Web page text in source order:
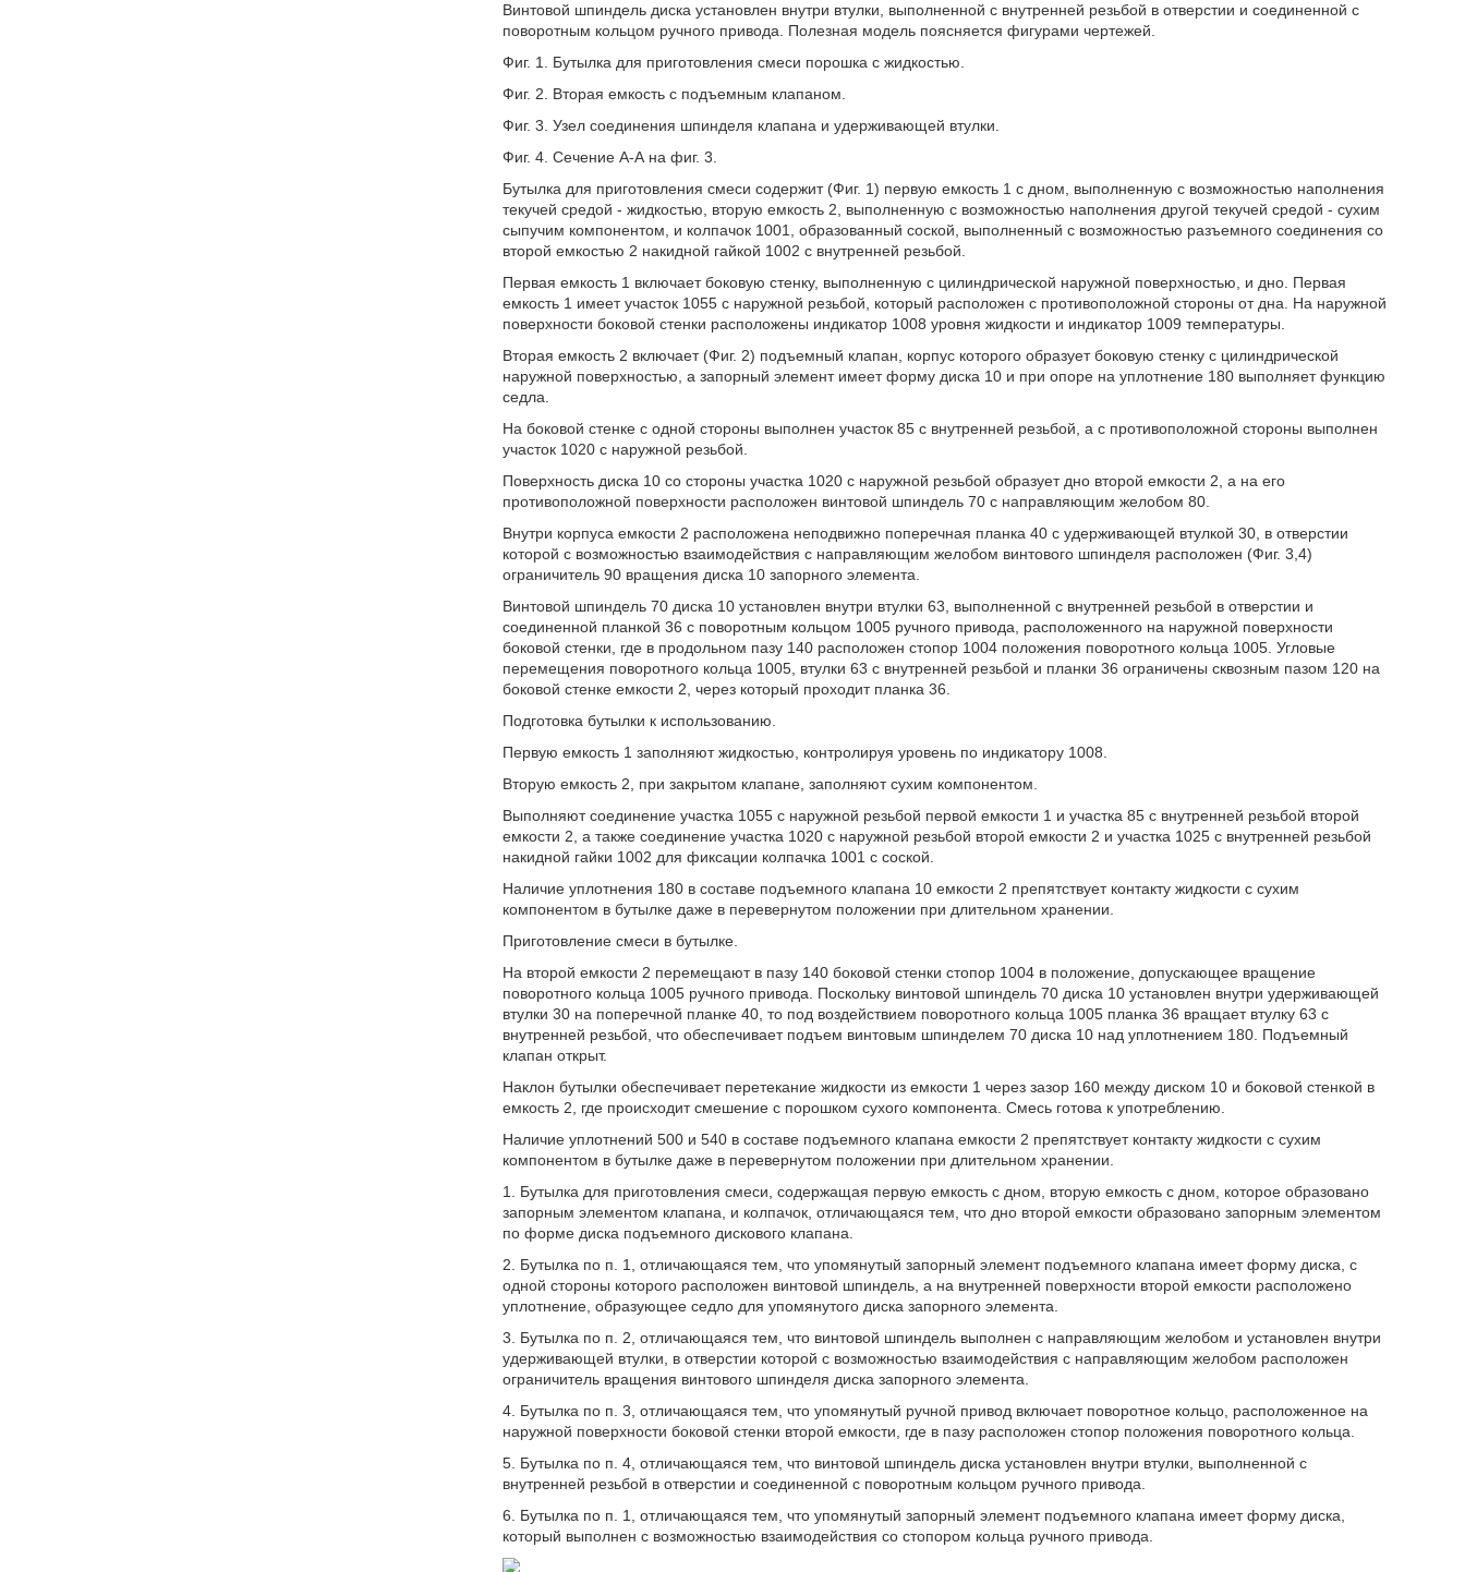
Винтовой шпиндель диска установлен внутри втулки, выполненной с внутренней резьбой в отверстии и соединенной с
поворотным кольцом ручного привода. Полезная модель поясняется фигурами чертежей.
Фиг. 1. Бутылка для приготовления смеси порошка с жидкостью.
Фиг. 2. Вторая емкость с подъемным клапаном.
Фиг. 3. Узел соединения шпинделя клапана и удерживающей втулки.
Фиг. 4. Сечение А-А на фиг. 3.
Бутылка для приготовления смеси содержит (Фиг. 1) первую емкость 1 с дном, выполненную с возможностью наполнения
текучей средой - жидкостью, вторую емкость 2, выполненную с возможностью наполнения другой текучей средой - сухим
сыпучим компонентом, и колпачок 1001, образованный соской, выполненный с возможностью разъемного соединения со
второй емкостью 2 накидной гайкой 1002 с внутренней резьбой.
Первая емкость 1 включает боковую стенку, выполненную с цилиндрической наружной поверхностью, и дно. Первая
емкость 1 имеет участок 1055 с наружной резьбой, который расположен с противоположной стороны от дна. На наружной
поверхности боковой стенки расположены индикатор 1008 уровня жидкости и индикатор 1009 температуры.
Вторая емкость 2 включает (Фиг. 2) подъемный клапан, корпус которого образует боковую стенку с цилиндрической
наружной поверхностью, а запорный элемент имеет форму диска 10 и при опоре на уплотнение 180 выполняет функцию
седла.
На боковой стенке с одной стороны выполнен участок 85 с внутренней резьбой, а с противоположной стороны выполнен
участок 1020 с наружной резьбой.
Поверхность диска 10 со стороны участка 1020 с наружной резьбой образует дно второй емкости 2, а на его
противоположной поверхности расположен винтовой шпиндель 70 с направляющим желобом 80.
Внутри корпуса емкости 2 расположена неподвижно поперечная планка 40 с удерживающей втулкой 30, в отверстии
которой с возможностью взаимодействия с направляющим желобом винтового шпинделя расположен (Фиг. 3,4)
ограничитель 90 вращения диска 10 запорного элемента.
Винтовой шпиндель 70 диска 10 установлен внутри втулки 63, выполненной с внутренней резьбой в отверстии и
соединенной планкой 36 с поворотным кольцом 1005 ручного привода, расположенного на наружной поверхности
боковой стенки, где в продольном пазу 140 расположен стопор 1004 положения поворотного кольца 1005. Угловые
перемещения поворотного кольца 1005, втулки 63 с внутренней резьбой и планки 36 ограничены сквозным пазом 120 на
боковой стенке емкости 2, через который проходит планка 36.
Подготовка бутылки к использованию.
Первую емкость 1 заполняют жидкостью, контролируя уровень по индикатору 1008.
Вторую емкость 2, при закрытом клапане, заполняют сухим компонентом.
Выполняют соединение участка 1055 с наружной резьбой первой емкости 1 и участка 85 с внутренней резьбой второй
емкости 2, а также соединение участка 1020 с наружной резьбой второй емкости 2 и участка 1025 с внутренней резьбой
накидной гайки 1002 для фиксации колпачка 1001 с соской.
Наличие уплотнения 180 в составе подъемного клапана 10 емкости 2 препятствует контакту жидкости с сухим
компонентом в бутылке даже в перевернутом положении при длительном хранении.
Приготовление смеси в бутылке.
На второй емкости 2 перемещают в пазу 140 боковой стенки стопор 1004 в положение, допускающее вращение
поворотного кольца 1005 ручного привода. Поскольку винтовой шпиндель 70 диска 10 установлен внутри удерживающей
втулки 30 на поперечной планке 40, то под воздействием поворотного кольца 1005 планка 36 вращает втулку 63 с
внутренней резьбой, что обеспечивает подъем винтовым шпинделем 70 диска 10 над уплотнением 180. Подъемный
клапан открыт.
Наклон бутылки обеспечивает перетекание жидкости из емкости 1 через зазор 160 между диском 10 и боковой стенкой в
емкость 2, где происходит смешение с порошком сухого компонента. Смесь готова к употреблению.
Наличие уплотнений 500 и 540 в составе подъемного клапана емкости 2 препятствует контакту жидкости с сухим
компонентом в бутылке даже в перевернутом положении при длительном хранении.
1. Бутылка для приготовления смеси, содержащая первую емкость с дном, вторую емкость с дном, которое образовано
запорным элементом клапана, и колпачок, отличающаяся тем, что дно второй емкости образовано запорным элементом
по форме диска подъемного дискового клапана.
2. Бутылка по п. 1, отличающаяся тем, что упомянутый запорный элемент подъемного клапана имеет форму диска, с
одной стороны которого расположен винтовой шпиндель, а на внутренней поверхности второй емкости расположено
уплотнение, образующее седло для упомянутого диска запорного элемента.
3. Бутылка по п. 2, отличающаяся тем, что винтовой шпиндель выполнен с направляющим желобом и установлен внутри
удерживающей втулки, в отверстии которой с возможностью взаимодействия с направляющим желобом расположен
ограничитель вращения винтового шпинделя диска запорного элемента.
4. Бутылка по п. 3, отличающаяся тем, что упомянутый ручной привод включает поворотное кольцо, расположенное на
наружной поверхности боковой стенки второй емкости, где в пазу расположен стопор положения поворотного кольца.
5. Бутылка по п. 4, отличающаяся тем, что винтовой шпиндель диска установлен внутри втулки, выполненной с
внутренней резьбой в отверстии и соединенной с поворотным кольцом ручного привода.
6. Бутылка по п. 1, отличающаяся тем, что упомянутый запорный элемент подъемного клапана имеет форму диска,
который выполнен с возможностью взаимодействия со стопором кольца ручного привода.